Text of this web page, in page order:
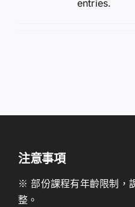
entries.
注意事項
※ 部份課程有年齡限制，
整。